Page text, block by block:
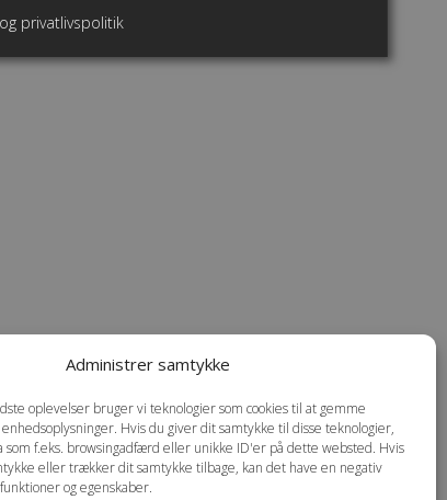
Administrer samtykke
oplevelser bruger vi teknologier som cookies til at gemme
Hvis du giver dit samtykke til disse teknologier,
som f.eks. browsingadfærd eller unikke ID'er på dette websted. Hvis
eller trækker dit samtykke tilbage, kan det have en negativ
og egenskaber.
privatlivspolitik